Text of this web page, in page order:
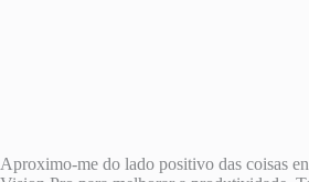
Aproximo-me do lado positivo das coisas